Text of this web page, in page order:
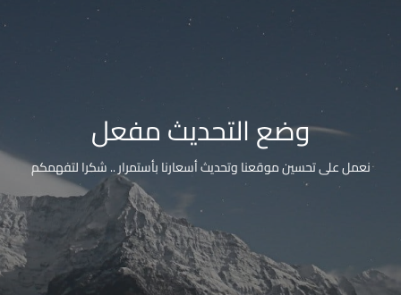
وضع التحديث مفعل
نعمل على تحسين موقعنا وتحديث أسعارنا بأستمرار .. شكرا لتفهمكم